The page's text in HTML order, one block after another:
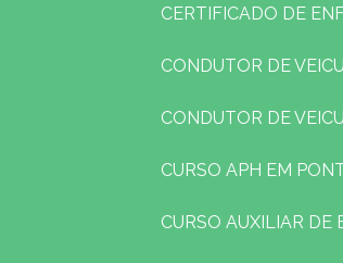
CERTIFICADO DE
CONDUTOR DE
CONDUTOR DE
CURSO APH EM
CURSO AUXILIAR